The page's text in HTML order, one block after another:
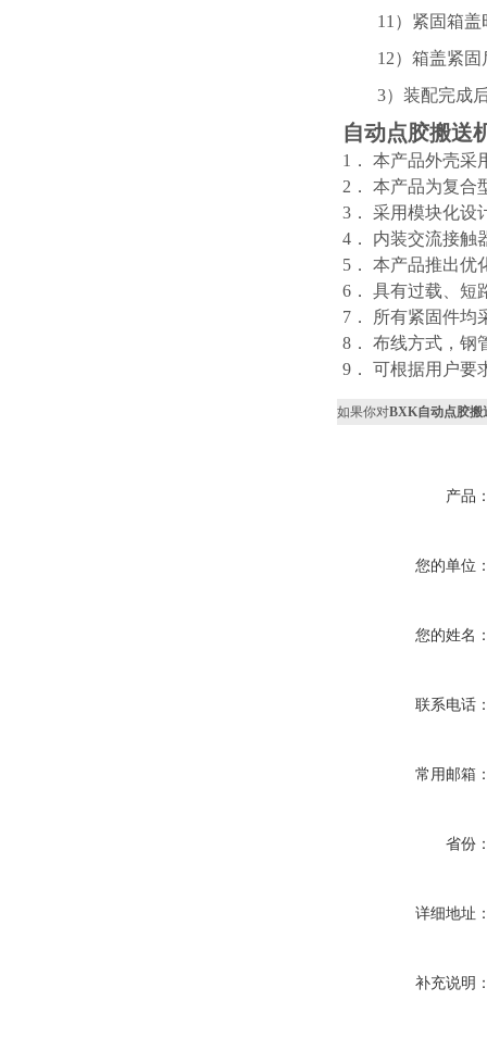
11）紧固箱盖时
12）箱盖紧固后
3）装配完成后
自动点胶搬送
1． 本产品外壳采
2． 本产品为复合
3． 采用模块化设
4． 内装交流接触
5． 本产品推出优
6． 具有过载、短
7． 所有紧固件均
8． 布线方式，钢
9． 可根据用户要
如果你对BXK自动点胶搬
产品
您的单位
您的姓名
联系电话
常用邮箱
省份
详细地址
补充说明